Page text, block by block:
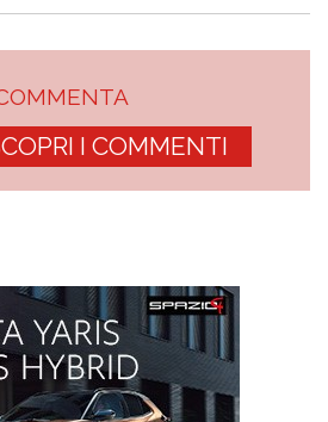
I COMMENTI